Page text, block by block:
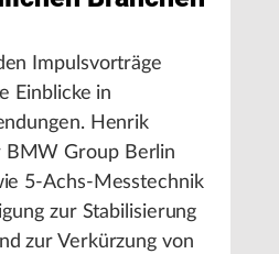
Impulsvorträge
Einblicke in
Henrik
BMW Group Berlin
5-Achs-Messtechnik
zur Stabilisierung
zur Verkürzung von